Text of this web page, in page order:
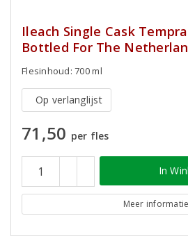
Ileach Single Cask
Bottled For The
Flesinhoud: 700 ml
Op verlanglijst
71,50 per fles
In
Meer informatie